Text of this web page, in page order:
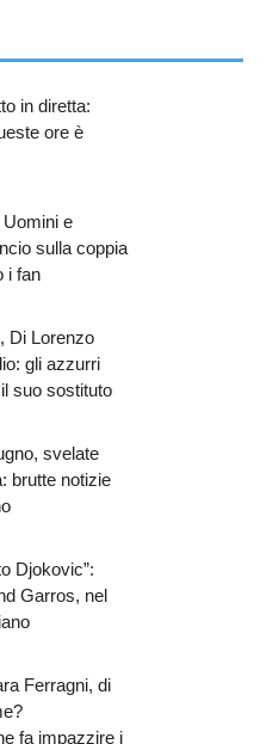
in diretta:
ore è
Uomini e
sulla coppia
i fan
Di Lorenzo
gli azzurri
suo sostituto
svelate
brutte notizie
Djokovic”:
Garros, nel
Ferragni, di
fa impazzire i